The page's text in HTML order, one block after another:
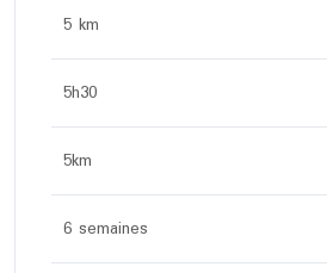
5 km
5h30
5km
6 semaines